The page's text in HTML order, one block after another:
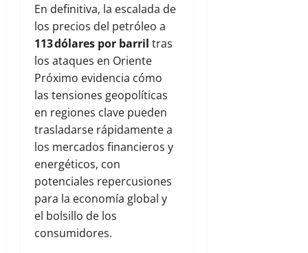
En definitiva, la escalada de
los precios del petróleo a
113 dólares por barril tras
los ataques en Oriente
Próximo evidencia cómo
las tensiones geopolíticas
en regiones clave pueden
trasladarse rápidamente a
los mercados financieros y
energéticos, con
potenciales repercusiones
para la economía global y
el bolsillo de los
consumidores.